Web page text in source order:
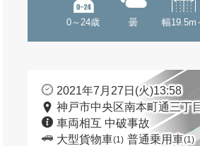
0～24歳 曇 幅19.5m
2021年7月27日(火)13:58
神戸市中央区南本町通三丁
車両相互 中破事故
大型貨物車(1) 普通乗用車(1)